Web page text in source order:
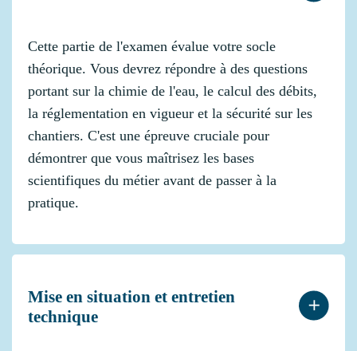
Cette partie de l'examen évalue votre socle
théorique. Vous devrez répondre à des questions
portant sur la chimie de l'eau, le calcul des débits,
la réglementation en vigueur et la sécurité sur les
chantiers. C'est une épreuve cruciale pour
démontrer que vous maîtrisez les bases
scientifiques du métier avant de passer à la
pratique.
Mise en situation et entretien
technique